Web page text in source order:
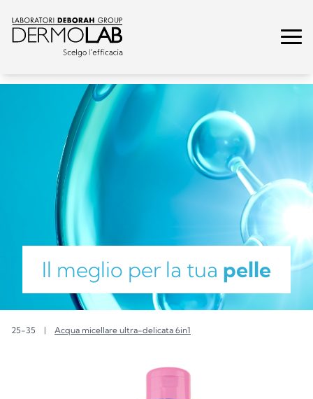
Il meglio per la tua pelle
25-35 | Acqua micellare ultra-delicata 6in1